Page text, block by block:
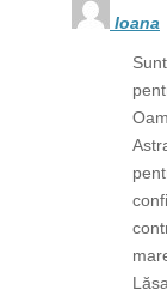
Ioana